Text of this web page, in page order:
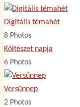
Digitális témahét
8 Photos
Költészet napja
6 Photos
Versünnep
2 Photos